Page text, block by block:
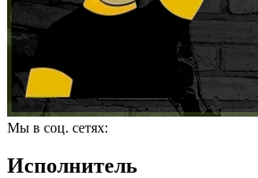
Мы в соц. сетях:
Исполнитель